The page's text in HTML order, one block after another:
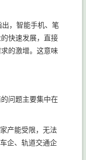
，智能手机、笔
快速发展，直接
的激增。这意味
问题主要集中在
产能受限，无法
企、轨道交通企